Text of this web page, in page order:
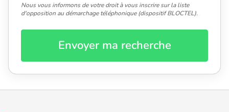
Nous vous informons de votre droit à vous inscrire sur la liste
d'opposition au démarchage téléphonique (dispositif BLOCTEL).
Envoyer ma recherche